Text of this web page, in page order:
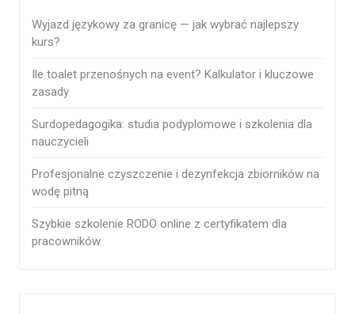
Wyjazd językowy za granicę — jak wybrać najlepszy
kurs?
Ile toalet przenośnych na event? Kalkulator i kluczowe
zasady
Surdopedagogika: studia podyplomowe i szkolenia dla
nauczycieli
Profesjonalne czyszczenie i dezynfekcja zbiorników na
wodę pitną
Szybkie szkolenie RODO online z certyfikatem dla
pracowników